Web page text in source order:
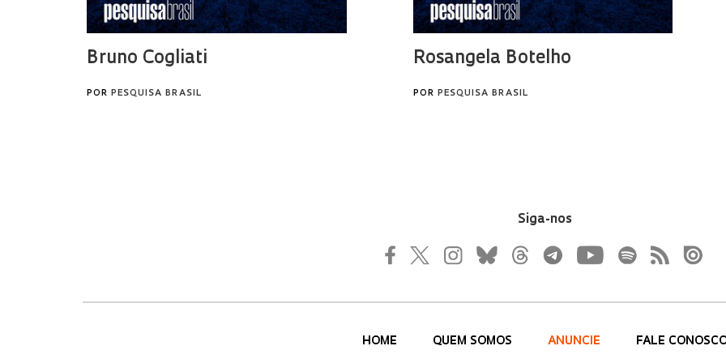
Siga-nos
HOME QUEM SOMOS ANUNCIE FALE